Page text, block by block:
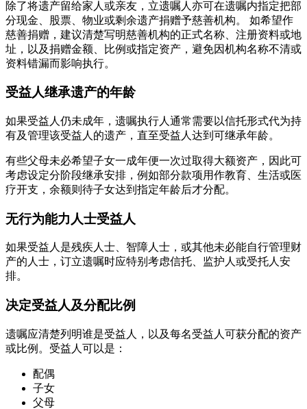
除了将遗产留给家人或亲友，立遗嘱人亦可在遗嘱内指定把部
分现金、股票、物业或剩余遗产捐赠予慈善机构。 如希望作
慈善捐赠，建议清楚写明慈善机构的正式名称、注册资料或地
址，以及捐赠金额、比例或指定资产，避免因机构名称不清或
资料错漏而影响执行。
受益人继承遗产的年龄
如果受益人仍未成年，遗嘱执行人通常需要以信托形式代为持
有及管理该受益人的遗产，直至受益人达到可继承年龄。
有些父母未必希望子女一成年便一次过取得大额资产，因此可
考虑设定分阶段继承安排，例如部分款项用作教育、生活或医
疗开支，余额则待子女达到指定年龄后才分配。
无行为能力人士受益人
如果受益人是残疾人士、智障人士，或其他未必能自行管理财
产的人士，订立遗嘱时应特别考虑信托、监护人或受托人安
排。
决定受益人及分配比例
遗嘱应清楚列明谁是受益人，以及每名受益人可获分配的资产
或比例。受益人可以是：
配偶
子女
父母